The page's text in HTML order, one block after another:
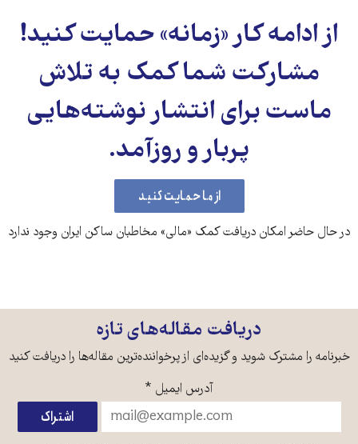
از ادامه کار «زمانه» حمایت کنید!
مشارکت شما کمک به تلاش
ماست برای انتشار نوشته‌هایی
پربار و روزآمد.
از ما حمایت کنید
در حال حاضر امکان دریافت کمک «مالی» مخاطبان ساکن ایران وجود ندارد
دریافت مقاله‌های تازه
خبرنامه را مشترک شوید و گزیده‌ای از پرخواننده‌ترین مقاله‌ها را دریافت کنید
آدرس ایمیل *